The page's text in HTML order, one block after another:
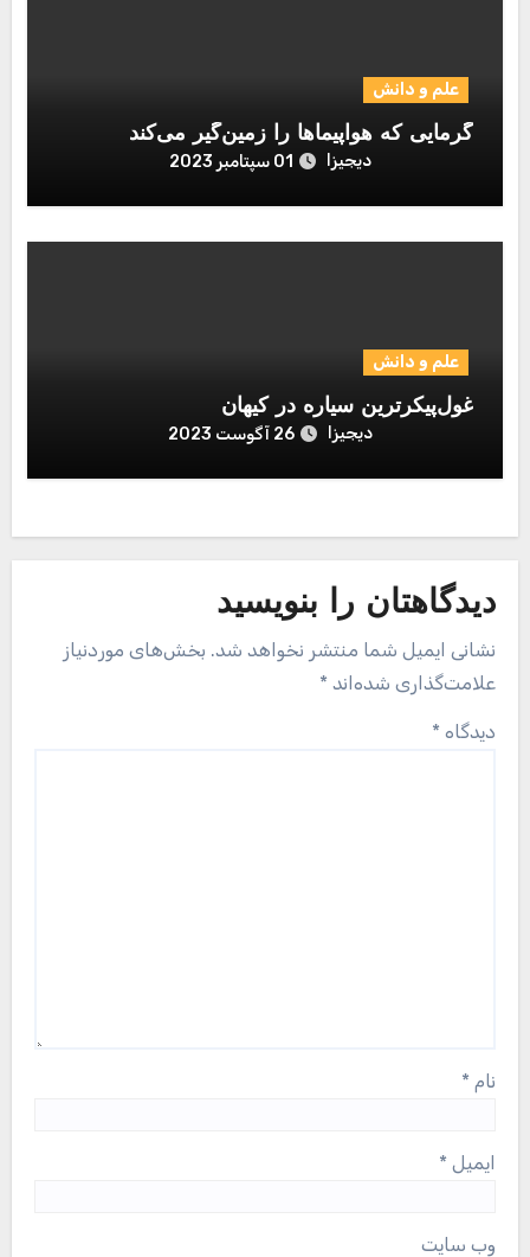
علم و دانش
گرمایی که هواپیماها را زمین‌گیر می‌کند
دیجیزا 01 سپتامبر 2023
علم و دانش
غول‌پیکرترین سیاره در کیهان
دیجیزا 26 آگوست 2023
دیدگاهتان را بنویسید
نشانی ایمیل شما منتشر نخواهد شد. بخش‌های موردنیاز
علامت‌گذاری شده‌اند *
دیدگاه *
نام *
ایمیل *
وب‌ سایت